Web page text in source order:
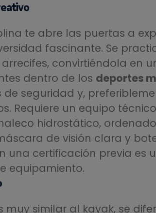
te abre las puertas a
fascinante. Se
convirtiéndola en
dentro de los deportes
de seguridad y,
Requiere un equipo
hidrostático,
de visión clara y
una certificación previa es
equipamiento.
muy similar al kayak, se